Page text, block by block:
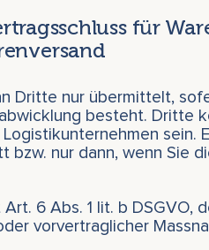
für
Dritte nur übermittelt,
besteht. Dritte
sein.
nur dann, wenn Sie
6 Abs. 1 lit. b DSGVO,
vorvertraglicher